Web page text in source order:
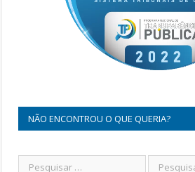
NÃO ENCONTROU O QUE QUERIA?